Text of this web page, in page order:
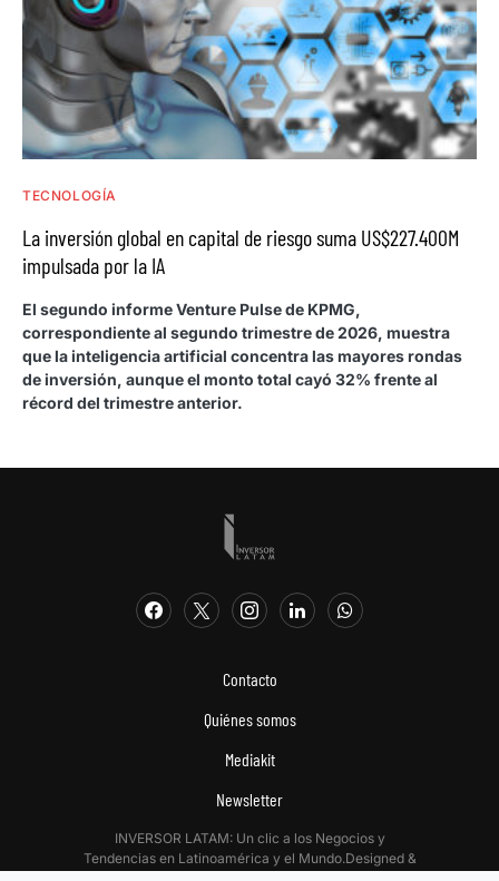
TECNOLOGÍA
La inversión global en capital de riesgo suma US$227.400M
impulsada por la IA
El segundo informe Venture Pulse de KPMG,
correspondiente al segundo trimestre de 2026, muestra
que la inteligencia artificial concentra las mayores rondas
de inversión, aunque el monto total cayó 32% frente al
récord del trimestre anterior.
Contacto
Quiénes somos
Mediakit
Newsletter
INVERSOR LATAM: Un clic a los Negocios y
Tendencias en Latinoamérica y el Mundo.Designed &